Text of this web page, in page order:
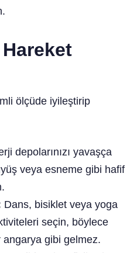
ölçüde iyileştirip
depolarınızı yavaşça
veya esneme gibi hafif
Dans, bisiklet veya yoga
seçin, böylece
gibi gelmez.